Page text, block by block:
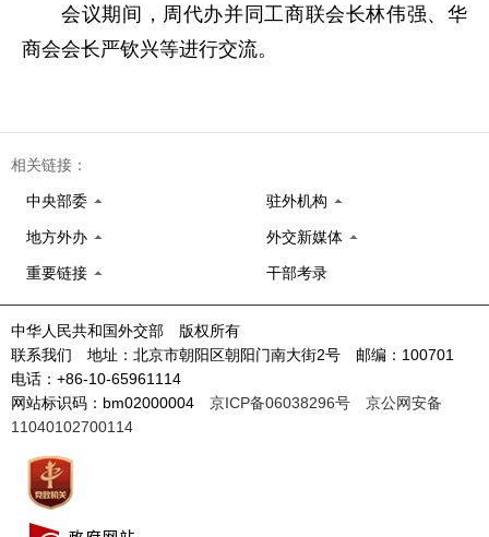
会议期间，周代办并同工商联会长林伟强、华
商会会长严钦兴等进行交流。
相关链接：
中央部委 驻外机构
地方外办 外交新媒体
重要链接 干部考录
中华人民共和国外交部 版权所有
联系我们 地址：北京市朝阳区朝阳门南大街2号 邮编：100701
电话：+86-10-65961114
网站标识码：bm02000004 京ICP备06038296号
京公网安备
11040102700114